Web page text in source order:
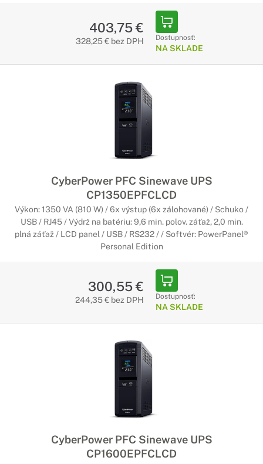
403,75 €
328,25 € bez DPH Dostupnosť:
NA SKLADE
CyberPower PFC Sinewave UPS
CP1350EPFCLCD
Výkon: 1350 VA (810 W) / 6x výstup (6x zálohované) / Schuko /
USB / RJ45 / Výdrž na batériu: 9,6 min. polov. záťaž, 2,0 min.
plná záťaž / LCD panel / USB / RS232 / / Softvér: PowerPanel®
Personal Edition
300,55 €
244,35 € bez DPH Dostupnosť:
NA SKLADE
CyberPower PFC Sinewave UPS
CP1600EPFCLCD